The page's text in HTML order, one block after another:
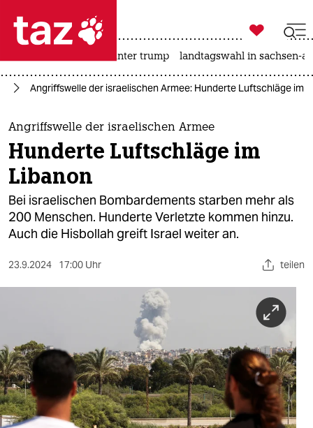
 taz zahl ich
taz zahl ich
themen
politik
öko
gesellschaft
sport
nord
wahrheit
verlag

taz zahl ich
usa unter trump landtagswahl in sachsen-
Angriffswelle der israelischen Armee: Hunderte Luftschläge im
Angriffswelle der israelischen Armee
Hunderte Luftschläge im
Libanon
Bei israelischen Bombardements starben mehr als
200 Menschen. Hunderte Verletzte kommen hinzu.
Auch die Hisbollah greift Israel weiter an.
23.9.2024 17:00 Uhr teilen